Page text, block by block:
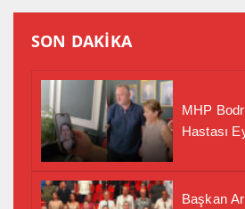
SON DAKİKA
MHP
Hastası
Başkan